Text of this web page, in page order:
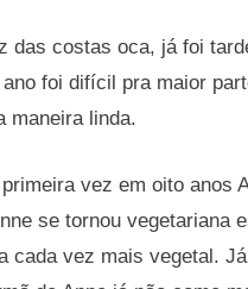
das costas oca, já foi
foi difícil pra maior
maneira linda.
vez em oito anos
se tornou vegetariana
cada vez mais vegetal.